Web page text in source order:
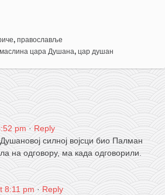
, православље
маслина цара Душана, цар душан
pm · Reply
силној војсци био Палман
на одговору, ма када одговорили.
8:11 pm · Reply